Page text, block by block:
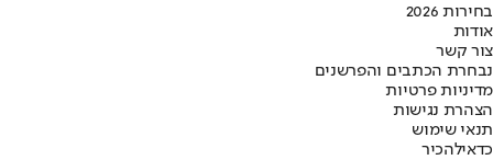
בחירות 2026
אודות
צור קשר
נבחרת הכתבים והפרשנים
מדיניות פרטיות
הצהרת נגישות
תנאי שימוש
כדאילהכיר